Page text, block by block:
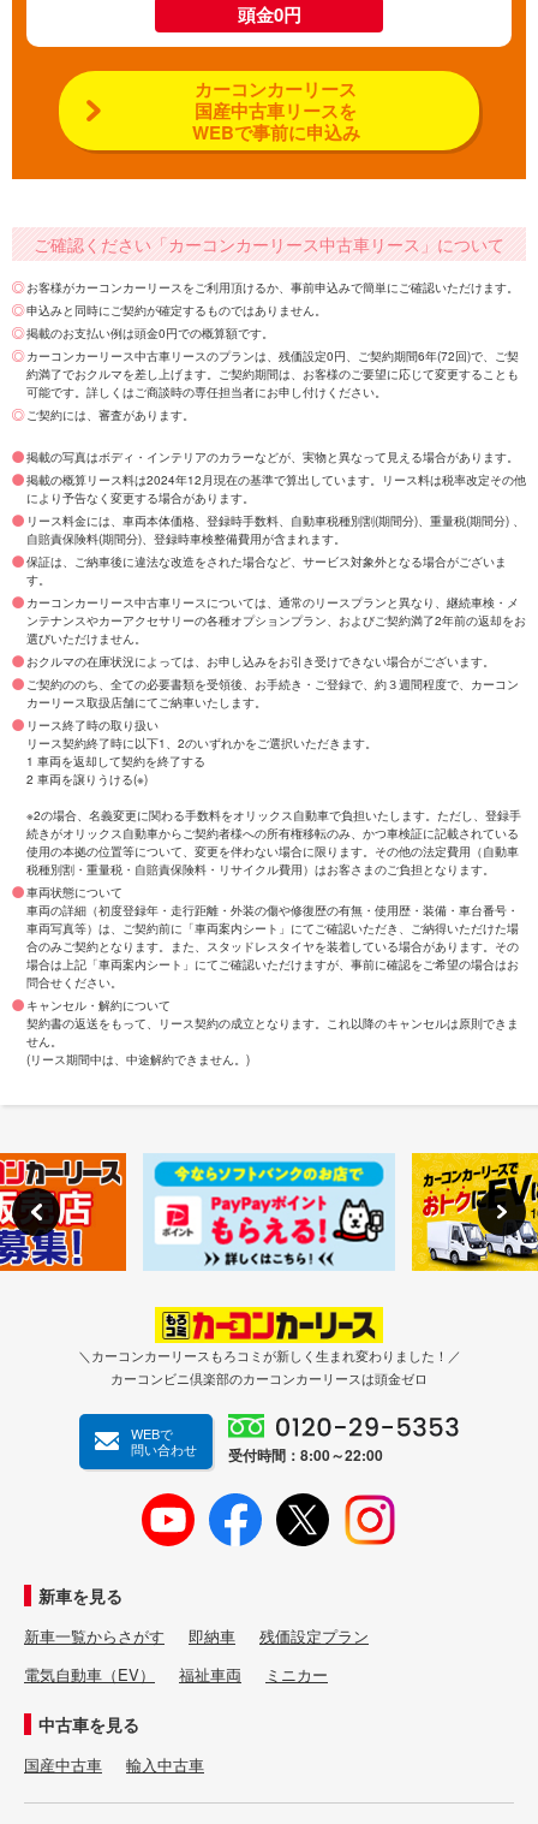
頭金0円
カーコンカーリース
国産中古車リースを
WEBで事前に申込み
ご確認ください「カーコンカーリース中古車リース」について
お客様がカーコンカーリースをご利用頂けるか、事前申込みで簡単にご確認いただけます。
申込みと同時にご契約が確定するものではありません。
掲載のお支払い例は頭金0円での概算額です。
カーコンカーリース中古車リースのプランは、残価設定0円、ご契約期間6年(72回)で、ご契
約満了でおクルマを差し上げます。ご契約期間は、お客様のご要望に応じて変更することも
可能です。詳しくはご商談時の専任担当者にお申し付けください。
ご契約には、審査があります。
掲載の写真はボディ・インテリアのカラーなどが、実物と異なって見える場合があります。
掲載の概算リース料は2024年12月現在の基準で算出しています。リース料は税率改定その他
により予告なく変更する場合があります。
リース料金には、車両本体価格、登録時手数料、自動車税種別割(期間分)、重量税(期間分) 、
自賠責保険料(期間分)、登録時車検整備費用が含まれます。
保証は、ご納車後に違法な改造をされた場合など、サービス対象外となる場合がございま
す。
カーコンカーリース中古車リースについては、通常のリースプランと異なり、継続車検・メ
ンテナンスやカーアクセサリーの各種オプションプラン、およびご契約満了2年前の返却をお
選びいただけません。
おクルマの在庫状況によっては、お申し込みをお引き受けできない場合がございます。
ご契約ののち、全ての必要書類を受領後、お手続き・ご登録で、約３週間程度で、カーコン
カーリース取扱店舗にてご納車いたします。
リース終了時の取り扱い
リース契約終了時に以下1、2のいずれかをご選択いただきます。
1 車両を返却して契約を終了する
2 車両を譲りうける(※)
※2の場合、名義変更に関わる手数料をオリックス自動車で負担いたします。ただし、登録手
続きがオリックス自動車からご契約者様への所有権移転のみ、かつ車検証に記載されている
使用の本拠の位置等について、変更を伴わない場合に限ります。その他の法定費用（自動車
税種別割・重量税・自賠責保険料・リサイクル費用）はお客さまのご負担となります。
車両状態について
車両の詳細（初度登録年・走行距離・外装の傷や修復歴の有無・使用歴・装備・車台番号・
車両写真等）は、ご契約前に「車両案内シート」にてご確認いただき、ご納得いただけた場
合のみご契約となります。また、スタッドレスタイヤを装着している場合があります。その
場合は上記「車両案内シート」にてご確認いただけますが、事前に確認をご希望の場合はお
問合せください。
キャンセル・解約について
契約書の返送をもって、リース契約の成立となります。これ以降のキャンセルは原則できま
せん。
(リース期間中は、中途解約できません。)
＼カーコンカーリースもろコミが新しく生まれ変わりました！／
カーコンビニ倶楽部のカーコンカーリースは頭金ゼロ
WEBで
問い合わせ
受付時間：8:00～22:00
新車を見る
新車一覧からさがす 即納車
残価設定プラン
電気自動車（EV）
福祉車両 ミニカー
中古車を見る
国産中古車 輸入中古車